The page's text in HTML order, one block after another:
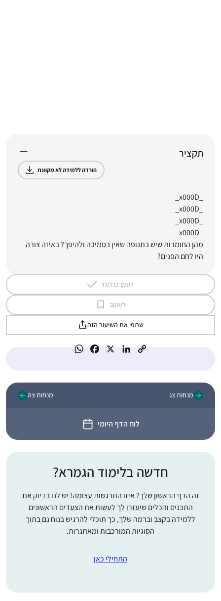
תקציר
הורדה ללמידה לא מקוונת
מהן החומרות שיש בתנופה שאין בסמיכה ולהיפך? באיזה צורה
היו לחם הפנים?
לסמן כנלמד
לעקוב
שתפי את השיעור הזה
מנחות צג
לוח הדף היומי
מנחות צה
חדשה בלימוד הגמרא?
זה הדף הראשון שלך? איזו התרגשות עצומה! יש לנו בדיוק את
התכנים והכלים שיעזרו לך לעשות את הצעדים הראשונים
ללמידה בקצב וברמה שלך, כך תוכלי להרגיש בנוח גם בתוך
הסוגיות המורכבות ומאתגרות.
התחילי כאן